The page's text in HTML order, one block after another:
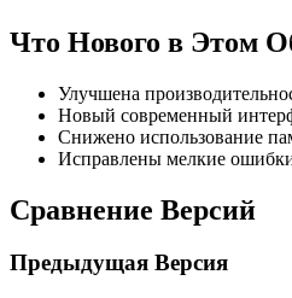
Что Нового в Этом
Улучшена
Новый современный
Снижено использование
Исправлены мелкие
Сравнение Версий
Предыдущая Версия